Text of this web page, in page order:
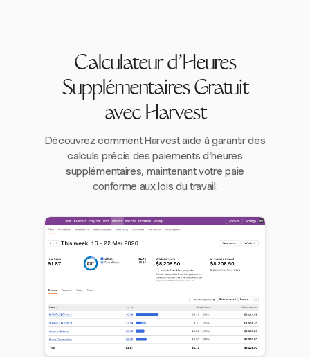
Calculateur d'Heures
Supplémentaires Gratuit
avec Harvest
Découvrez comment Harvest aide à garantir des
calculs précis des paiements d'heures
supplémentaires, maintenant votre paie
conforme aux lois du travail.